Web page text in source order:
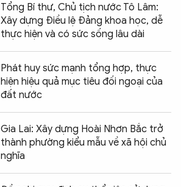
Tổng Bí thư, Chủ tịch nước Tô Lâm:
Xây dựng Điều lệ Đảng khoa học, dễ
thực hiện và có sức sống lâu dài
Phát huy sức mạnh tổng hợp, thực
hiện hiệu quả mục tiêu đối ngoại của
đất nước
Gia Lai: Xây dựng Hoài Nhơn Bắc trở
thành phường kiểu mẫu về xã hội chủ
nghĩa